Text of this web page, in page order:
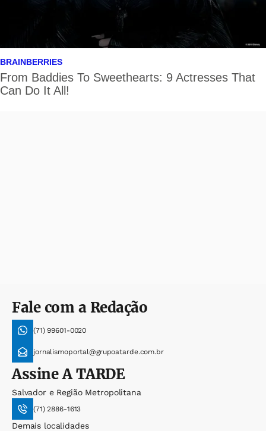
Fale com a Redação
(71) 99601-0020
jornalismoportal@grupoatarde.com.br
AssineA TARDE
Salvador e Região Metropolitana
(71) 2886-1613
Demais localidades